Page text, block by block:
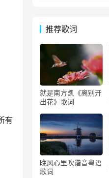
有
推荐歌词
就是南方凯《离别开
出花》歌词
晚风心里吹谐音粤语
歌词